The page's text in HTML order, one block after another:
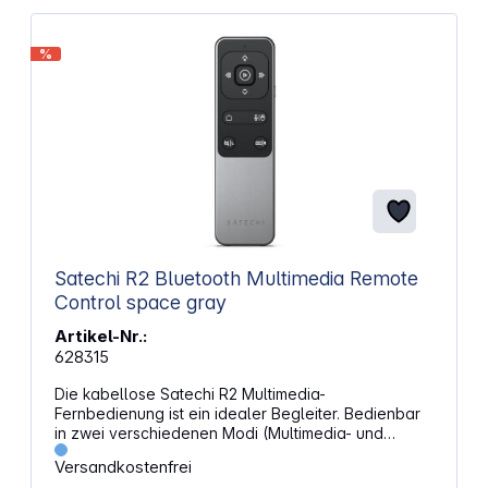
Einzelbildschirm- und Multi-Screen-Umgebungen
ohne Batteriewechsel Ergonomisches Gehäuse für
Tastenanordnung für schnelle Navigation
Einsetzbar im Business- und Bildungsbereich
%
Satechi R2 Bluetooth Multimedia Remote
Control space gray
Artikel-Nr.:
628315
Die kabellose Satechi R2 Multimedia-
Fernbedienung ist ein idealer Begleiter. Bedienbar
in zwei verschiedenen Modi (Multimedia- und
Präsentationsmodus) lassen sich mit der schlanken
und aus Aluminium gefertigten Fernbedienung
Versandkostenfrei